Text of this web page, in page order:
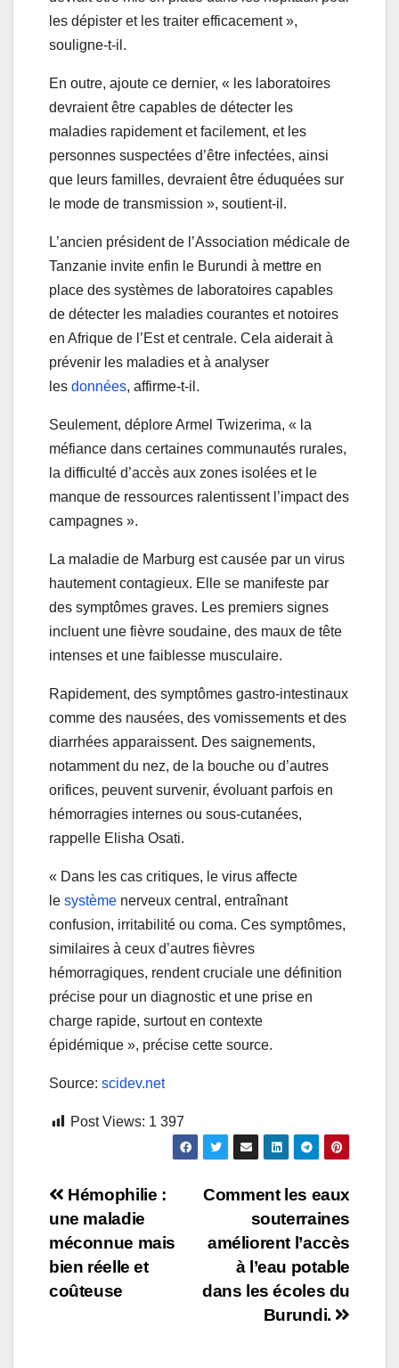
les dépister et les traiter efficacement »,
souligne-t-il.
En outre, ajoute ce dernier, « les laboratoires
devraient être capables de détecter les
maladies rapidement et facilement, et les
personnes suspectées d’être infectées, ainsi
que leurs familles, devraient être éduquées sur
le mode de transmission », soutient-il.
L’ancien président de l’Association médicale de
Tanzanie invite enfin le Burundi à mettre en
place des systèmes de laboratoires capables
de détecter les maladies courantes et notoires
en Afrique de l’Est et centrale. Cela aiderait à
prévenir les maladies et à analyser
les données, affirme-t-il.
Seulement, déplore Armel Twizerima, « la
méfiance dans certaines communautés rurales,
la difficulté d’accès aux zones isolées et le
manque de ressources ralentissent l’impact des
campagnes ».
La maladie de Marburg est causée par un virus
hautement contagieux. Elle se manifeste par
des symptômes graves. Les premiers signes
incluent une fièvre soudaine, des maux de tête
intenses et une faiblesse musculaire.
Rapidement, des symptômes gastro-intestinaux
comme des nausées, des vomissements et des
diarrhées apparaissent. Des saignements,
notamment du nez, de la bouche ou d’autres
orifices, peuvent survenir, évoluant parfois en
hémorragies internes ou sous-cutanées,
rappelle Elisha Osati.
« Dans les cas critiques, le virus affecte
le système nerveux central, entraînant
confusion, irritabilité ou coma. Ces symptômes,
similaires à ceux d’autres fièvres
hémorragiques, rendent cruciale une définition
précise pour un diagnostic et une prise en
charge rapide, surtout en contexte
épidémique », précise cette source.
Source: scidev.net
Post Views: 1 397
Navigation
de
l’article
Comment les eaux
souterraines
améliorent l’accès
à l’eau potable
dans les écoles du
Burundi.
Hémophilie :
une maladie
méconnue mais
bien réelle et
coûteuse